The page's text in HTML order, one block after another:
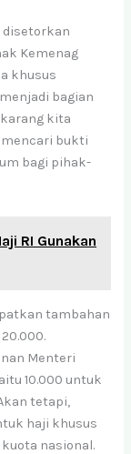
disetorkan
Kemenag
khusus
bagian
kita
mencari bukti
bagi pihak-
RI Gunakan
tambahan
Menteri
10.000 untuk
tetapi,
haji khusus
nasional.